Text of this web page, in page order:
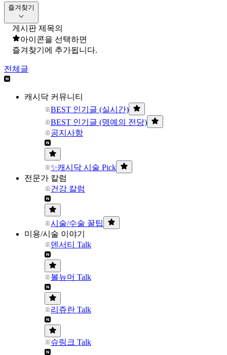
즐겨찾기
게시판 제목의
아이콘을 선택하면
즐겨찾기에 추가됩니다.
전체글
캐시닥 커뮤니티
BEST 인기글 (실시간)
BEST 인기글 (명예의 전당)
공지사항
✨캐시닥 시술 Pick
전문가 칼럼
건강 칼럼
시술/수술 꿀팁
미용/시술 이야기
덴서티 Talk
볼뉴머 Talk
리쥬란 Talk
슈링크 Talk